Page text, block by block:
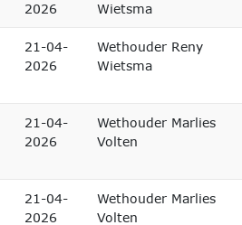
2026
Wietsma
21-04-
2026
Wethouder Reny
Wietsma
21-04-
2026
Wethouder Marlies
Volten
21-04-
2026
Wethouder Marlies
Volten